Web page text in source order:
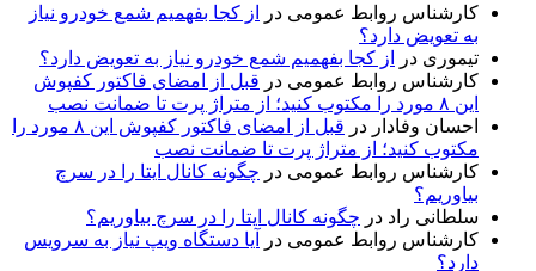
کارشناس روابط عمومی در
از کجا بفهمیم شمع خودرو نیاز
به تعویض دارد؟
تیموری در
از کجا بفهمیم شمع خودرو نیاز به تعویض دارد؟
کارشناس روابط عمومی در قبل از امضای فاکتور کفپوش
این ۸ مورد را مکتوب کنید؛ از متراژ پرت تا ضمانت نصب
احسان وفادار در
قبل از امضای فاکتور کفپوش این ۸ مورد را
مکتوب کنید؛ از متراژ پرت تا ضمانت نصب
کارشناس روابط عمومی در چگونه کانال ایتا را در سرچ
بیاوریم؟
سلطانی راد در چگونه کانال ایتا را در سرچ بیاوریم؟
کارشناس روابط عمومی در
آیا دستگاه ویپ نیاز به سرویس
دارد؟